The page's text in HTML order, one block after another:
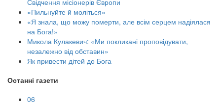
Свідчення місіонерів Європи
«Пильнуйте й моліться»
«Я знала, що можу померти, але всім серцем надіялася
на Бога!»
Микола Кулакевич: «Ми покликані проповідувати,
незалежно від обставин»
Як привести дітей до Бога
Останні газети
06